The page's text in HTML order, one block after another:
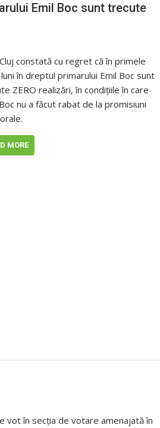
Emil Boc sunt trecute
constată cu regret că în primele
în dreptul primarului Emil Boc sunt
ZERO realizări, în condiţiile în care
nu a făcut rabat de la promisiuni
MORE
vot în secţia de votare amenajată în